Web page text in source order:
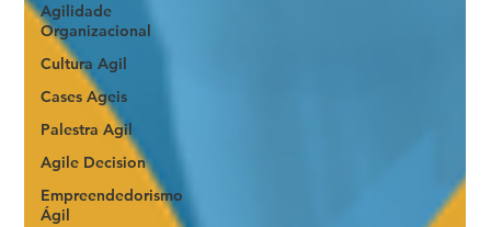
Agilidade
Organizacional
Cultura Agil
Cases Ageis
Palestra Agil
Agile Decision
Empreendedorismo
Ágil